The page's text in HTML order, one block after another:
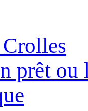
prêt ou